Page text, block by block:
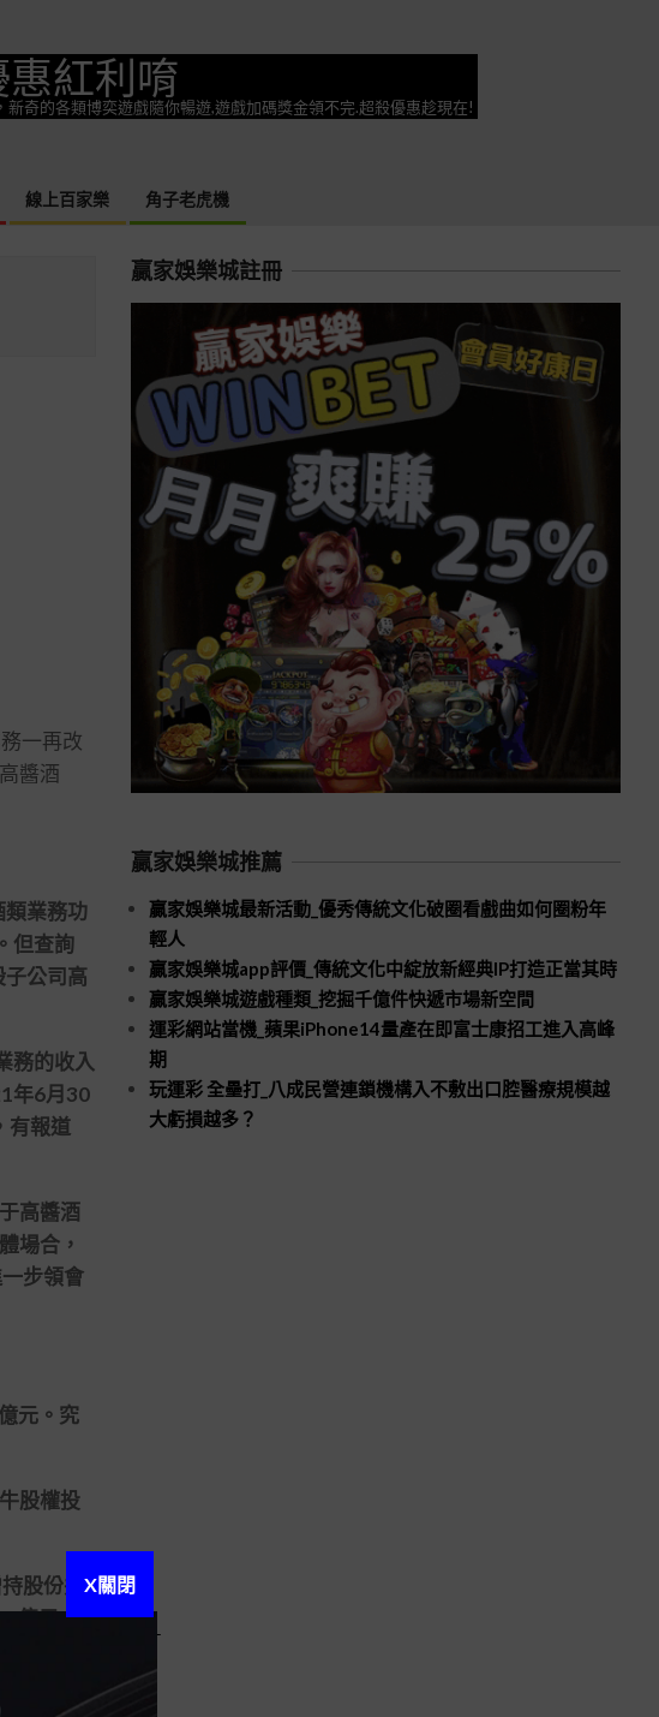
紅利唷
奇的各類博奕遊戲隨你暢遊,遊戲加碼獎金領不完.超殺優惠趁現在!
線上百家樂 角子老虎機
一再改
醬酒
業務功
但查詢
子公司高
務的收入
年6月30
有報道
高醬酒
場合，
步領會
元。究
股權投
股份并
億元。
上交所
公司股
贏家娛樂城註冊
贏家娛樂城推薦
贏家娛樂城最新活動_優秀傳統文化破圈看戲曲如何圈粉年
輕人
贏家娛樂城app評價_傳統文化中綻放新經典IP打造正當其時
贏家娛樂城遊戲種類_挖掘千億件快遞市場新空間
運彩網站當機_蘋果iPhone14量產在即富士康招工進入高峰
期
玩運彩 全壘打_八成民營連鎖機構入不敷出口腔醫療規模越
大虧損越多？
X關閉